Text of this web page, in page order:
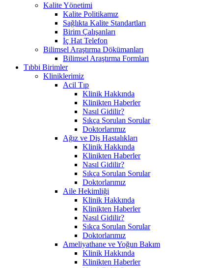
Kalite Yönetimi
Kalite Politikamız
Sağlıkta Kalite Standartları
Birim Çalışanları
İç Hat Telefon
Bilimsel Araştırma Dökümanları
Bilimsel Araştırma Formları
Tıbbi Birimler
Kliniklerimiz
Acil Tıp
Klinik Hakkında
Klinikten Haberler
Nasıl Gidilir?
Sıkça Sorulan Sorular
Doktorlarımız
Ağız ve Diş Hastalıkları
Klinik Hakkında
Klinikten Haberler
Nasıl Gidilir?
Sıkça Sorulan Sorular
Doktorlarımız
Aile Hekimliği
Klinik Hakkında
Klinikten Haberler
Nasıl Gidilir?
Sıkça Sorulan Sorular
Doktorlarımız
Ameliyathane ve Yoğun Bakım
Klinik Hakkında
Klinikten Haberler